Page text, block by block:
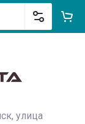
улица